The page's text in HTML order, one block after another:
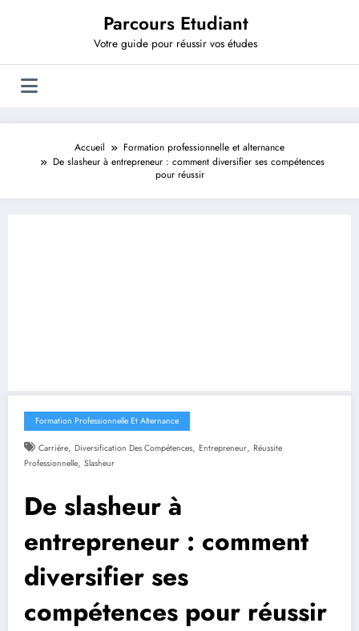
Parcours Etudiant
Votre guide pour réussir vos études
Accueil
Formation professionnelle et alternance
De slasheur à entrepreneur : comment diversifier ses compétences
pour réussir
Formation Professionnelle Et Alternance
Carrière, Diversification Des Compétences, Entrepreneur, Réussite
Professionnelle, Slasheur
De slasheur à
entrepreneur : comment
diversifier ses
compétences pour réussir